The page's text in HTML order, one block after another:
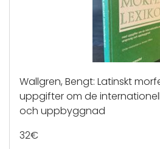
Wallgren, Bengt: Latinskt
uppgifter om de
och uppbyggnad
32€